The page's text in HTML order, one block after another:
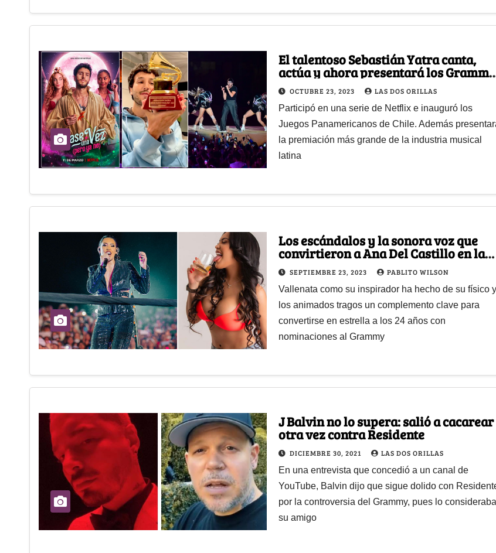
El talentoso Sebastián Yatra canta,
actúa y ahora presentará los Grammy
Latinos
OCTUBRE 23, 2023 LAS DOS ORILLAS
Participó en una serie de Netflix e inauguró los
Juegos Panamericanos de Chile. Además
la premiación más grande de la industria musical
latina
Los escándalos y la sonora voz que
convirtieron a Ana Del Castillo en la
sucesora de Diomedes Díaz
SEPTIEMBRE 23, 2023 PABLITO WILSON
Vallenata como su inspirador ha hecho de su físico y
los animados tragos un complemento clave para
convertirse en estrella a los 24 años con
nominaciones al Grammy
J Balvin no lo supera: salió a cacarear
otra vez contra Residente
DICIEMBRE 30, 2021 LAS DOS ORILLAS
En una entrevista que concedió a un canal de
YouTube, Balvin dijo que sigue dolido con
por la controversia del Grammy, pues lo consideraba
su amigo